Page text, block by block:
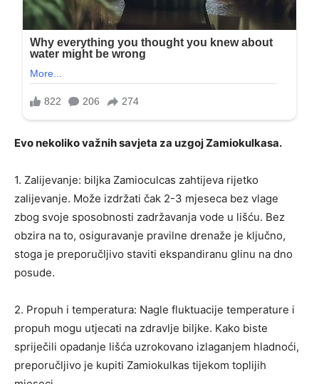
Evo nekoliko važnih savjeta za uzgoj Zamiokulkasa.
1. Zalijevanje: biljka Zamioculcas zahtijeva rijetko
zalijevanje. Može izdržati čak 2-3 mjeseca bez vlage
zbog svoje sposobnosti zadržavanja vode u lišću. Bez
obzira na to, osiguravanje pravilne drenaže je ključno,
stoga je preporučljivo staviti ekspandiranu glinu na dno
posude.
2. Propuh i temperatura: Nagle fluktuacije temperature i
propuh mogu utjecati na zdravlje biljke. Kako biste
spriječili opadanje lišća uzrokovano izlaganjem hladnoći,
preporučljivo je kupiti Zamiokulkas tijekom toplijih